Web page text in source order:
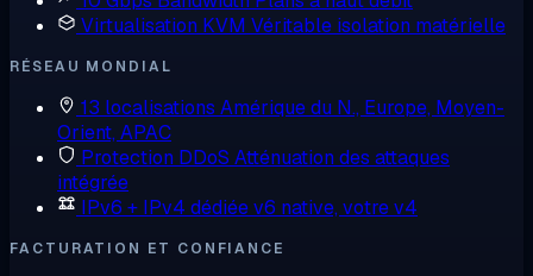
Virtualisation KVM Véritable isolation matérielle
RÉSEAU MONDIAL
13 localisations Amérique du N., Europe, Moyen-
Orient, APAC
Protection DDoS Atténuation des attaques
intégrée
IPv6 + IPv4 dédiéev6 native, votre v4
FACTURATION ET CONFIANCE